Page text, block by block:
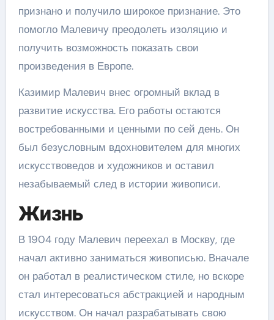
признано и получило широкое признание. Это
помогло Малевичу преодолеть изоляцию и
получить возможность показать свои
произведения в Европе.
Казимир Малевич внес огромный вклад в
развитие искусства. Его работы остаются
востребованными и ценными по сей день. Он
был безусловным вдохновителем для многих
искусствоведов и художников и оставил
незабываемый след в истории живописи.
Жизнь
В 1904 году Малевич переехал в Москву, где
начал активно заниматься живописью. Вначале
он работал в реалистическом стиле, но вскоре
стал интересоваться абстракцией и народным
искусством. Он начал разрабатывать свою